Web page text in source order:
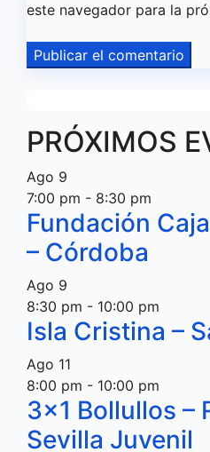
este navegador para la
PRÓXIMOS
Ago 9
7:00 pm - 8:30 pm
Fundación
– Córdoba
Ago 9
8:30 pm - 10:00 pm
Isla Cristina –
Ago 11
8:00 pm - 10:00 pm
3×1 Bollullos –
Sevilla Juvenil